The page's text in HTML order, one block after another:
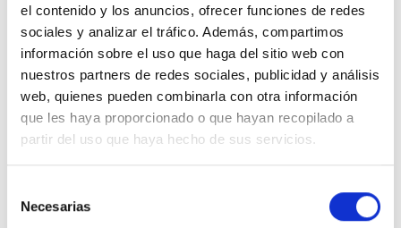
el contenido y los anuncios, ofrecer funciones de redes
sociales y analizar el tráfico. Además, compartimos
información sobre el uso que haga del sitio web con
nuestros partners de redes sociales, publicidad y análisis
web, quienes pueden combinarla con otra información
que les haya proporcionado o que hayan recopilado a
partir del uso que haya hecho de sus servicios.
Necesarias
para no dar problemas en clase y sufrir etiquetas y
ridiculizaciones. Ayúdenos por favor!!!
Tienes queiniciar la sesiónpara poder valorar
los diputados